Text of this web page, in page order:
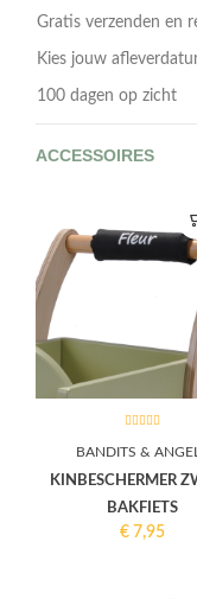
Gratis verzenden en
Kies jouw
100 dagen op zicht
ACCESSOIRES
BANDITS &
KINBESCHERMER
BAKFIETS
€ 7,95